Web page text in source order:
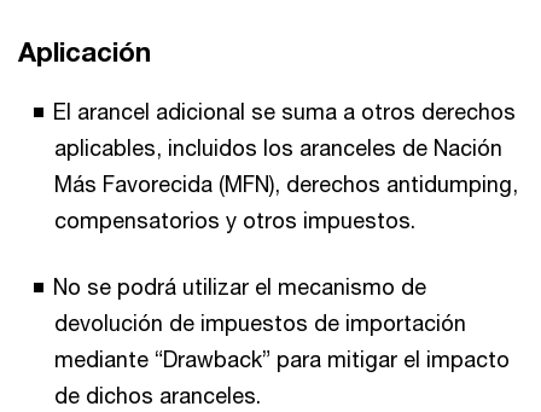
Aplicación
El arancel adicional se suma a otros derechos
aplicables, incluidos los aranceles de Nación
Más Favorecida (MFN), derechos antidumping,
compensatorios y otros impuestos.
No se podrá utilizar el mecanismo de
devolución de impuestos de importación
mediante “Drawback” para mitigar el impacto
de dichos aranceles.